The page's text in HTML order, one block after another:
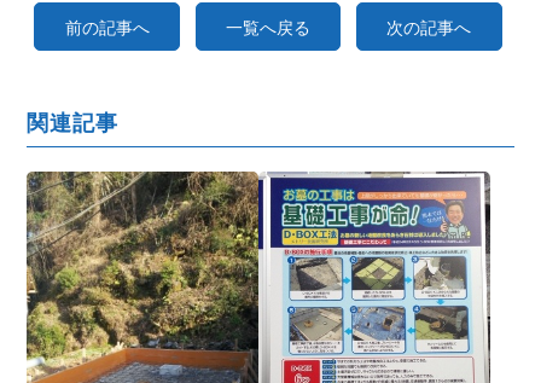
前の記事へ 一覧へ戻る 次の記事へ
関連記事